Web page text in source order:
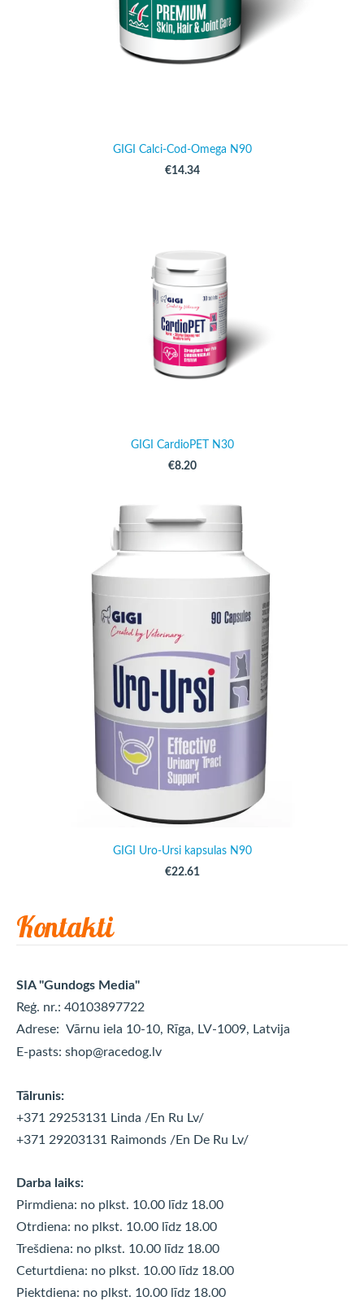
Kontakti
SIA "Gundogs Media"
Reģ. nr.: 40103897722
Adrese: Vārnu iela 10-10, Rīga, LV-1009, Latvija
E-pasts: shop@racedog.lv
Tālrunis:
+371 29253131 Linda /En Ru Lv/
+371 29203131 Raimonds /En De Ru Lv/
Darba laiks:
Pirmdiena: no plkst. 10.00 līdz 18.00
Otrdiena: no plkst. 10.00 līdz 18.00
Trešdiena: no plkst. 10.00 līdz 18.00
Ceturtdiena: no plkst. 10.00 līdz 18.00
Piektdiena: no plkst. 10.00 līdz 18.00
GIGI Calci-Cod-Omega N90
€14.34
GIGI CardioPET N30
€8.20
GIGI Uro-Ursi kapsulas N90
€22.61